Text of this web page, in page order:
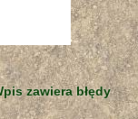
zawiera błędy